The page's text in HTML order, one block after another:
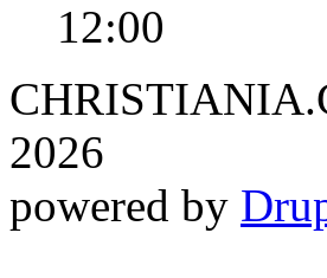
12:00
2026
powered by